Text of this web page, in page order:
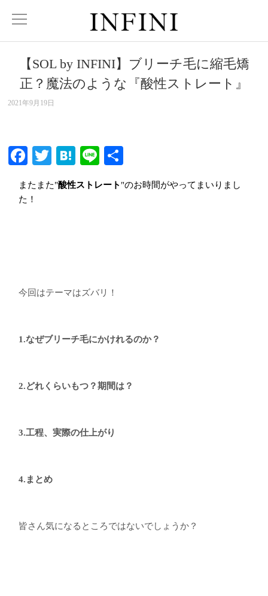
【SOL by INFINI】ブリーチ毛に縮毛矯
正？魔法のような『酸性ストレート』
2021年9月19日
Facebook
TwitterHatena
Line
またまた"酸性ストレート "のお時間がやってまいりまし
た！
今回はテーマはズバリ！
1.なぜブリーチ毛にかけれるのか？
2.どれくらいもつ？期間は？
3.工程、実際の仕上がり
4.まとめ
皆さん気になるところではないでしょうか？